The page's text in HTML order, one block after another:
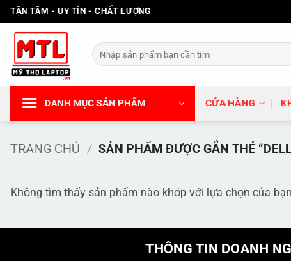
Bỏ
qua
dung
TẬN TÂM - UY TÍN - CHẤT LƯỢNG
Tìm
kiếm:
DANH MỤC SẢN PHẨM CỬA HÀNG
TRANG CHỦ / SẢN PHẨM ĐƯỢC GẮN THẺ
Không tìm thấy sản phẩm nào khớp với lựa chọn của
THÔNG TIN DOANH